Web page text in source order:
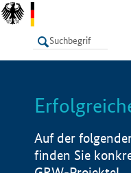
LISTE
Auf der
finden Sie